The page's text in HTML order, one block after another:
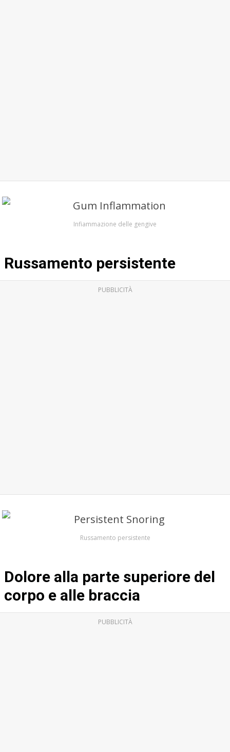
Infiammazione delle gengive
Russamento persistente
PUBBLICITÀ
Russamento persistente
Dolore alla parte superiore del
corpo e alle braccia
PUBBLICITÀ